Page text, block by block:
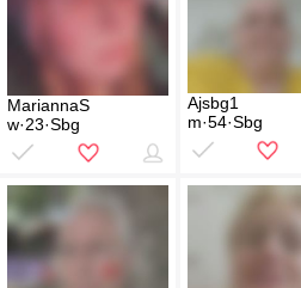
MariannaS
w·23·Sbg
Ajsbg1
m·54·Sbg